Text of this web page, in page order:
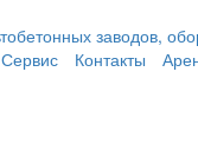
Сервис Контакты